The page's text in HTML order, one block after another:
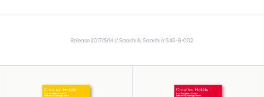
Release 2017/5/14 // Saashi & Saashi // SAS-B-002